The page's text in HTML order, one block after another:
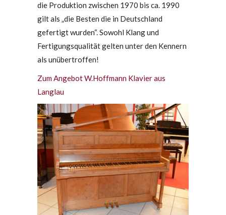
die Produktion zwischen 1970 bis ca. 1990
gilt als „die Besten die in Deutschland
gefertigt wurden“. Sowohl Klang und
Fertigungsqualität gelten unter den Kennern
als unübertroffen!
Zum Angebot W.Hoffmann Klavier aus
Langlau